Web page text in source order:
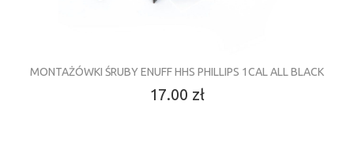
MONTAŻÓWKI ŚRUBY ENUFF HHS PHILLIPS 1CAL ALL BLACK
17.00 zł